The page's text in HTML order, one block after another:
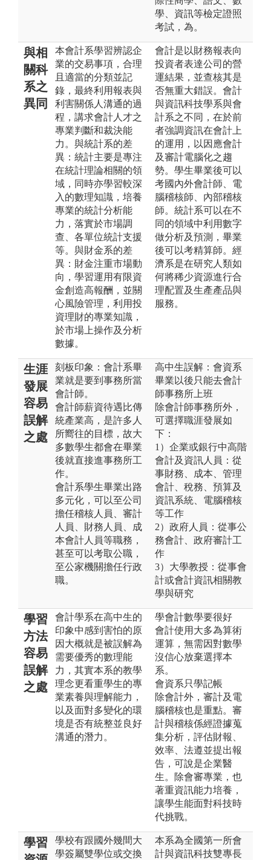
學、資訊等檢定證照
考試，為。
與相
關科
系之
異同
本會計系學習辨認企
業的交易事項，合理
且適當的分類並記
錄，最終利用報表與
利害關係人溝通的過
程，講求會計人才之
專業判斷和裁決能
力。與統計系的差
異：統計主要是專注
在統計理論相關的領
域，同時亦學習較深
入的數理知識，培養
專業的統計分析能
力，落實於市場調
查、各單位統計支援
等。與財金系的差
異：財金注重市場動
向，學習運用有限資
金創造高報酬，並關
心風險管理，利用投
資理財的專業知識，
於市場上操作及分析
數據。
會計是以財務報表向
投資者表達公司的營
運結果，並查核其是
否無重大錯誤。會計
與資訊科技學系與會
計系之不同，在於前
者強調資訊在會計上
的運用，以因應會計
及審計電腦化之趨
勢。學生畢業後可以
考國內外會計師、電
腦稽核師、內部稽核
師。統計系可以在不
同的領域中利用數字
做分析及預測，畢業
後可以考精算師。經
濟系是在研究人類如
何將稀少資源進行合
理配置及生產產品與
服務。
生涯
發展
容易
誤解
之處
刻板印象：會計系畢
業就是要到事務所當
會計師。
會計師薪資待遇比傳
統產業高，是許多人
所嚮往的目標，故大
多數學生都會在畢業
後就直接進事務所工
作。
會計系學生畢業出路
多元化，可以至公司
擔任稽核人員、審計
人員、財務人員、成
本會計人員等職務，
甚至可以考取公職，
至公家機關擔任行政
職。
高中生誤解：會資系
畢業以後只能去會計
師事務所上班
除會計師事務所外，
可選擇職涯發展如
下：
1）企業或銀行中高階
會計及資訊人員：從
事財務、成本、管理
會計、稅務、預算及
資訊系統、電腦稽核
等工作
2）政府人員：從事公
務會計、政府審計工
作
3）大學教授：從事會
計或會計資訊相關教
學與研究
學習
方法
容易
誤解
之處
會計學系在高中生的
印象中感到害怕的原
因大概就是被誤解為
需要優秀的數理能
力，其實本系的教學
理念更看重學生的專
業素養與理解能力，
以及面對多變化的環
境是否有統整並良好
溝通的潛力。
學會計數學要很好
會計使用大多為算術
運算，無需因對數學
沒信心放棄選擇本
系。
會資系只學記帳
除會計外，審計及電
腦稽核也是重點。審
計與稽核係經證據蒐
集分析，評估財報、
效率、法遵並提出報
告，可說是企業醫
生。除會審專業，也
著重資訊能力培養，
讓學生能面對科技時
代挑戰。
學習
學校有跟國外幾間大
學簽屬雙學位或交換
本系為全國第一所會
計與資訊科技雙專長